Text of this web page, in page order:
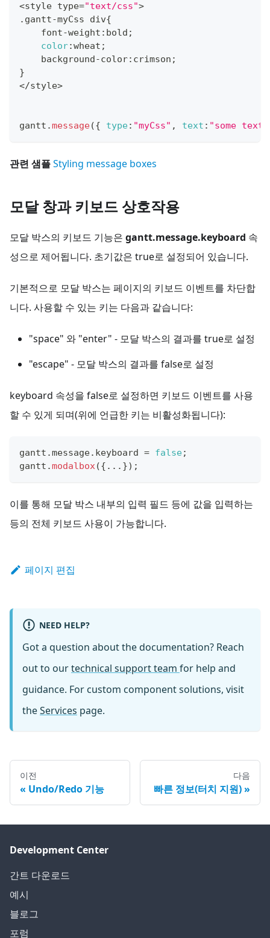
<style type="text/css">
. gantt-myCss div{
    font
-weight : bold ;
color:wheat ;
    background
-color: crimson ;
}
</style>
gantt .message({ type: "myCss" , text : "some text"
관련 샘플Styling message boxes
모달 창과 키보드 상호작용
모달 박스의 키보드 기능은 gantt.message.keyboard 속
성으로 제어됩니다. 초기값은 true로 설정되어 있습니다.
기본적으로 모달 박스는 페이지의 키보드 이벤트를 차단합
니다. 사용할 수 있는 키는 다음과 같습니다:
"space" 와 "enter" - 모달 박스의 결과를 true로 설정
"escape" - 모달 박스의 결과를 false로 설정
keyboard 속성을 false로 설정하면 키보드 이벤트를 사용
할 수 있게 되며(위에 언급한 키는 비활성화됩니다):
gantt .message. keyboard = false;
gantt .modalbox({ ... }) ;
이를 통해 모달 박스 내부의 입력 필드 등에 값을 입력하는
등의 전체 키보드 사용이 가능합니다.
페이지 편집
NEED HELP?
Got a question about the documentation? Reach
out to ourtechnical support team for help and
guidance. For custom component solutions, visit
theServices page.
이전
Undo/Redo 기능
다음
빠른 정보(터치 지원)
Development Center
간트 다운로드
예시
블로그
포럼